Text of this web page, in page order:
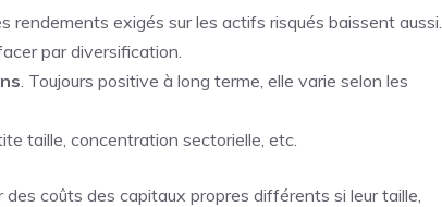
rendements exigés sur les actifs risqués baissent aussi.
par diversification.
. Toujours positive à long terme, elle varie selon les
taille, concentration sectorielle, etc.
coûts des capitaux propres différents si leur taille,